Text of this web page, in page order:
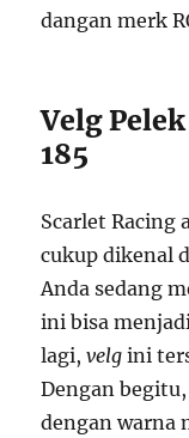
dangan merk
Velg
185
Scarlet Racing
cukup dikenal
Anda sedang
ini bisa
lagi,velg ini
Dengan
dengan warna